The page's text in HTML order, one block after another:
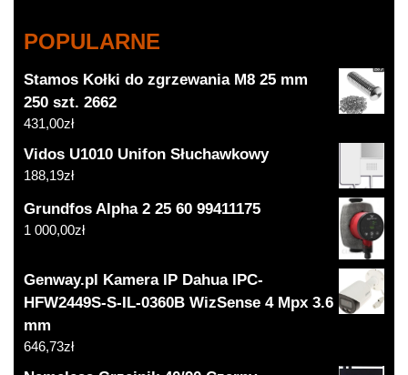
POPULARNE
Stamos Kołki do zgrzewania M8 25 mm
250 szt. 2662
431,00zł
Vidos U1010 Unifon Słuchawkowy
188,19zł
Grundfos Alpha 2 25 60 99411175
1 000,00zł
Genway.pl Kamera IP Dahua IPC-
HFW2449S-S-IL-0360B WizSense 4 Mpx 3.6
mm
646,73zł